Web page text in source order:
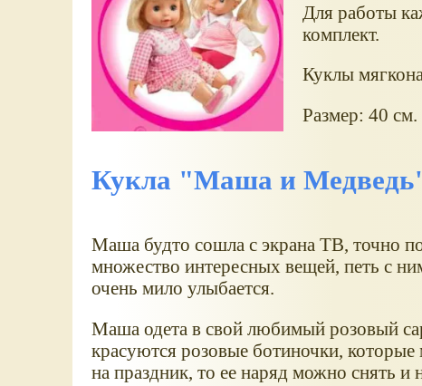
Для работы
комплект.
Куклы
Размер: 40 см.
Кукла "Маша и
Маша будто сошла с экрана ТВ, точно
множество интересных вещей, петь с
очень мило улыбается.
Маша одета в свой любимый розовый
красуются розовые ботиночки,
на праздник, то ее наряд можно снять и